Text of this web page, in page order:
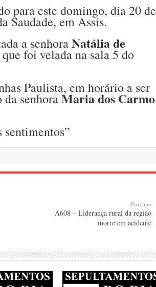
para este domingo, dia 20 de
Saudade, em Assis.
a senhoraNatália de
foi velada na sala 5 do
Paulista, em horário a ser
senhoraMaria dos Carmo
sentimentos”
Próximo
A608 – Liderança rural da região
morre em acidente